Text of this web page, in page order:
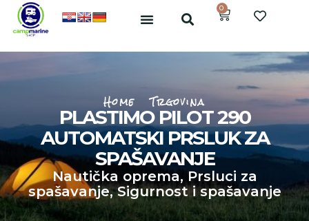
0
Home Trgovina
PLASTIMO PILOT 290
AUTOMATSKI PRSLUK ZA
SPAŠAVANJE
Nautička oprema, Prsluci za
spašavanje,Sigurnost i spašavanje